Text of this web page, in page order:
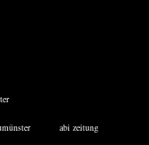
abi zeitung